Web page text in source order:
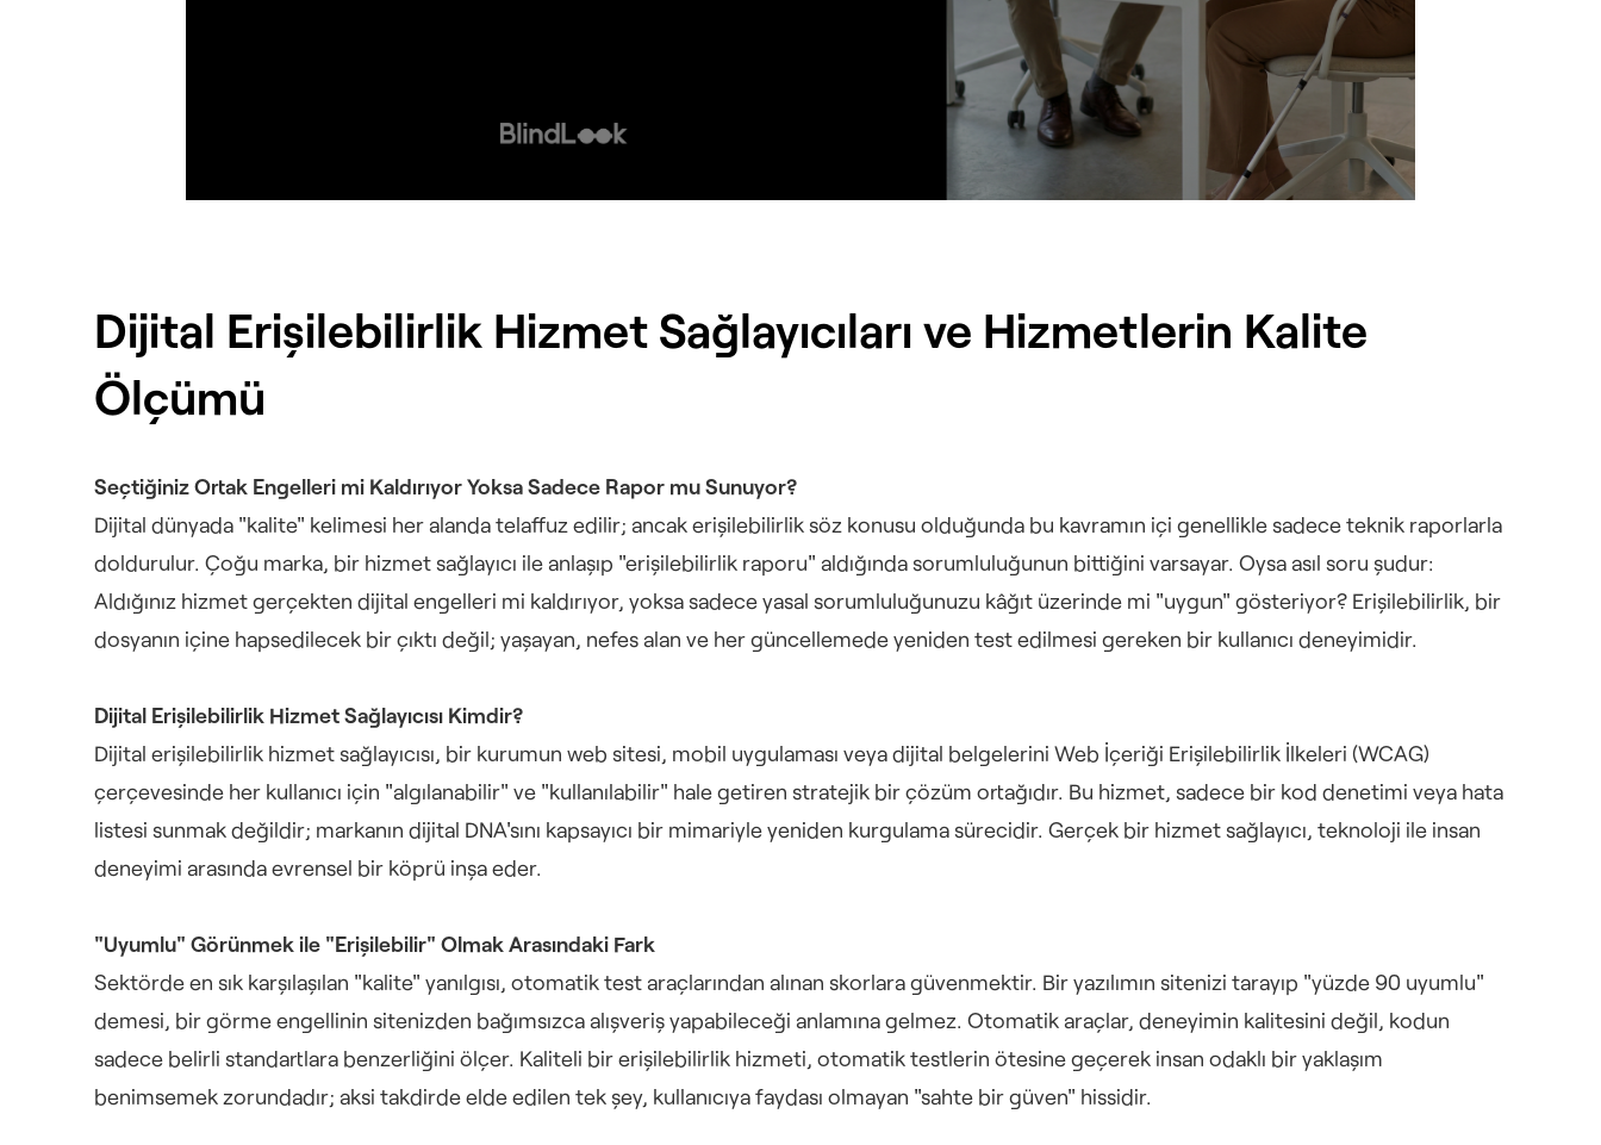
Dijital Erişilebilirlik Hizmet Sağlayıcıları ve Hizmetlerin Kalite
Ölçümü
Seçtiğiniz Ortak Engelleri mi Kaldırıyor Yoksa Sadece Rapor mu Sunuyor?
Dijital dünyada "kalite" kelimesi her alanda telaffuz edilir; ancak erişilebilirlik söz konusu olduğunda bu kavramın içi genellikle sadece teknik raporlarla
doldurulur. Çoğu marka, bir hizmet sağlayıcı ile anlaşıp "erişilebilirlik raporu" aldığında sorumluluğunun bittiğini varsayar. Oysa asıl soru şudur:
Aldığınız hizmet gerçekten dijital engelleri mi kaldırıyor, yoksa sadece yasal sorumluluğunuzu kâğıt üzerinde mi "uygun" gösteriyor? Erişilebilirlik, bir
dosyanın içine hapsedilecek bir çıktı değil; yaşayan, nefes alan ve her güncellemede yeniden test edilmesi gereken bir kullanıcı deneyimidir.
Dijital Erişilebilirlik Hizmet Sağlayıcısı Kimdir?
Dijital erişilebilirlik hizmet sağlayıcısı, bir kurumun web sitesi, mobil uygulaması veya dijital belgelerini Web İçeriği Erişilebilirlik İlkeleri (WCAG)
çerçevesinde her kullanıcı için "algılanabilir" ve "kullanılabilir" hale getiren stratejik bir çözüm ortağıdır. Bu hizmet, sadece bir kod denetimi veya hata
listesi sunmak değildir; markanın dijital DNA'sını kapsayıcı bir mimariyle yeniden kurgulama sürecidir. Gerçek bir hizmet sağlayıcı, teknoloji ile insan
deneyimi arasında evrensel bir köprü inşa eder.
"Uyumlu" Görünmek ile "Erişilebilir" Olmak Arasındaki Fark
Sektörde en sık karşılaşılan "kalite" yanılgısı, otomatik test araçlarından alınan skorlara güvenmektir. Bir yazılımın sitenizi tarayıp "yüzde 90 uyumlu"
demesi, bir görme engellinin sitenizden bağımsızca alışveriş yapabileceği anlamına gelmez. Otomatik araçlar, deneyimin kalitesini değil, kodun
sadece belirli standartlara benzerliğini ölçer. Kaliteli bir erişilebilirlik hizmeti, otomatik testlerin ötesine geçerek insan odaklı bir yaklaşım
benimsemek zorundadır; aksi takdirde elde edilen tek şey, kullanıcıya faydası olmayan "sahte bir güven" hissidir.